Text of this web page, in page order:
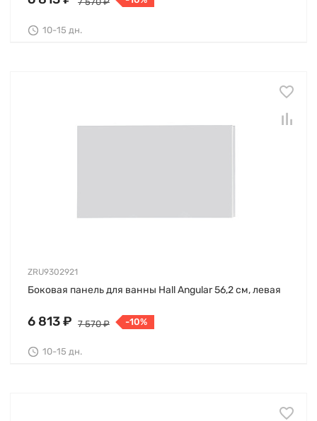
10-15 дн.
ZRU9302921
Боковая панель для ванны Hall Angular 56,2 см, левая
6 813 ₽ 7 570 ₽ -10%
10-15 дн.